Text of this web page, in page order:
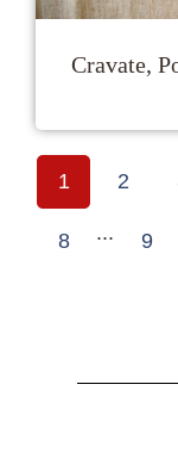
Cravate,
1 2
8 ... 9